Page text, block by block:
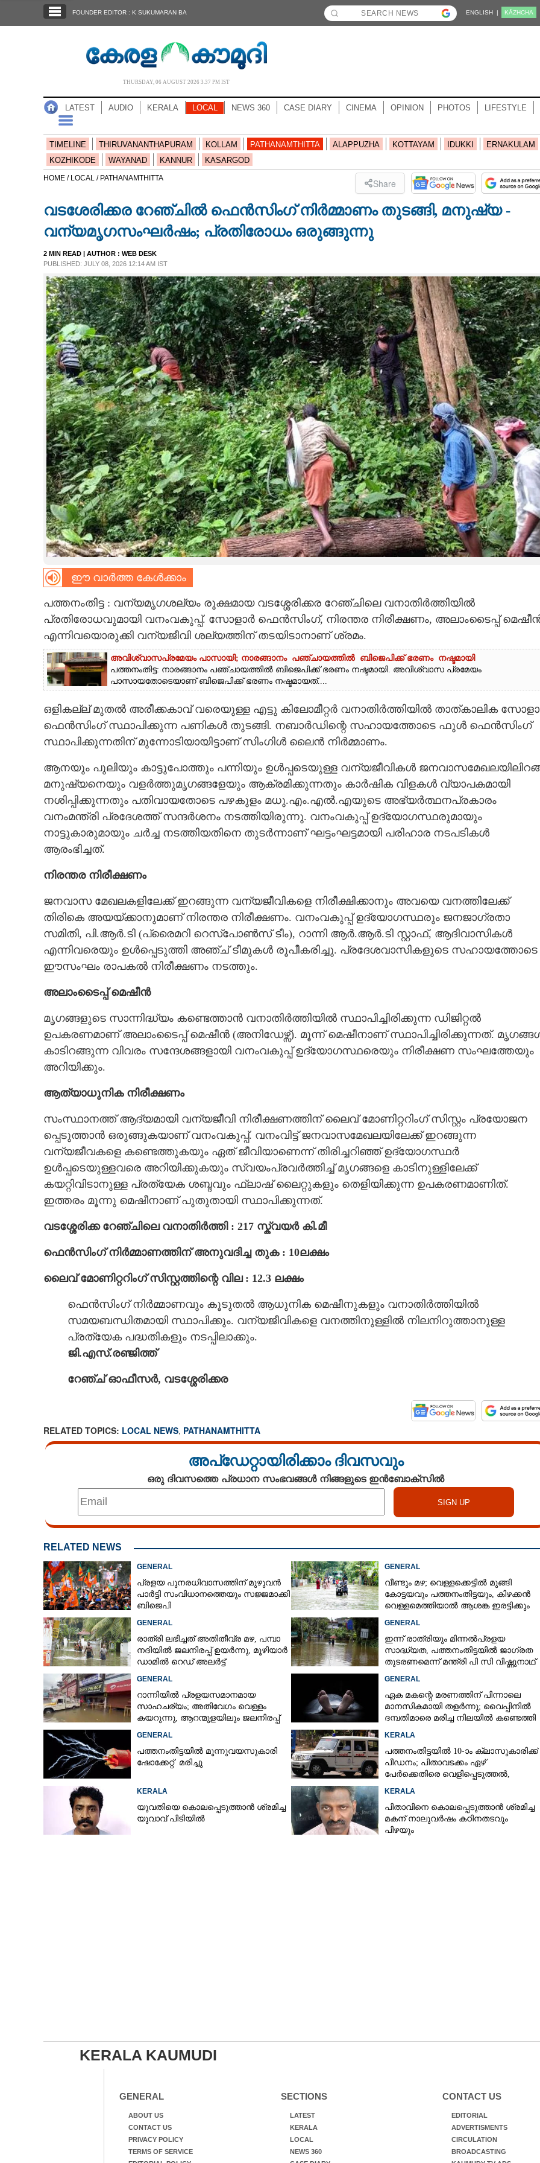
NOTIFIED NEWS
NEWS 360
LIFESTYLE
SPIRITUAL
CONTACT US
FOUNDER EDITOR : K SUKUMARAN BA ENGLISH | KĀZHCHA
THURSDAY, 06 AUGUST 2026 3.37 PM IST
LATEST AUDIO KERALA LOCAL NEWS 360 CASE DIARY CINEMA OPINION PHOTOS LIFESTYLE
TIMELINE THIRUVANANTHAPURAM KOLLAM PATHANAMTHITTA ALAPPUZHA KOTTAYAM IDUKKI
ERNAKULAM
KOZHIKODE
WAYANAD KANNUR KASARGOD
HOME / LOCAL / PATHANAMTHITTA Share
വടശേരിക്കര റേഞ്ചിൽ ഫെൻസിംഗ് നിർമ്മാണം തുടങ്ങി, മനുഷ്യ -
വന്യമൃഗസംഘർഷം; പ്രതിരോധം ഒരുങ്ങുന്നു
2 MIN READ | AUTHOR : WEB DESK
PUBLISHED: JULY 08, 2026 12:14 AM IST
ഈ വാർത്ത കേൾക്കാം
പത്തനംതിട്ട : വന്യമൃഗശല്യം രൂക്ഷമായ വടശ്ശേരിക്കര റേഞ്ചിലെ വനാതിർത്തിയിൽ
പ്രതിരോധവുമായി വനംവകുപ്പ്. സോളാർ ഫെൻസിംഗ്, നിരന്തര നിരീക്ഷണം, അലാംടൈപ്പ്
എന്നിവയൊരുക്കി വന്യജീവി ശല്യത്തിന് തടയിടാനാണ് ശ്രമം.
അവിശ്വാസപ്രമേയം പാസായി; നാരങ്ങാനം പഞ്ചായത്തിൽ ബിജെപിക്ക് ഭരണം നഷ്ടമായി
പത്തനംതിട്ട: നാരങ്ങാനം പഞ്ചായത്തിൽ ബിജെപിക്ക് ഭരണം നഷ്ടമായി. അവിശ്വാസ പ്രമേയം
പാസായതോടെയാണ് ബിജെപിക്ക് ഭരണം നഷ്ടമായത്....
ഒളികല്ല് മുതൽ അരീക്കകാവ് വരെയുള്ള എട്ടു കിലോമീറ്റർ വനാതിർത്തിയിൽ താത്കാലിക
ഫെൻസിംഗ് സ്ഥാപിക്കുന്ന പണികൾ തുടങ്ങി. നബാർഡിന്റെ സഹായത്തോടെ ഫുൾ ഫെൻസിംഗ്
സ്ഥാപിക്കുന്നതിന് മുന്നോടിയായിട്ടാണ് സിംഗിൾ ലൈൻ നിർമ്മാണം.
ആനയും പുലിയും കാട്ടുപോത്തും പന്നിയും ഉൾപ്പടെയുള്ള വന്യജീവികൾ
മനുഷ്യനെയും വളർത്തുമൃഗങ്ങളേയും ആക്രമിക്കുന്നതും കാർഷിക വിളകൾ വ്യാപകമായി
നശിപ്പിക്കുന്നതും പതിവായതോടെ പഴകുളം മധു.എം.എൽ.എയുടെ അഭ്യർത്ഥനപ്രകാരം
വനംമന്ത്രി പ്രദേശത്ത് സന്ദർശനം നടത്തിയിരുന്നു. വനംവകുപ്പ് ഉദ്യോഗസ്ഥരുമായും
നാട്ടുകാരുമായും ചർച്ച നടത്തിയതിനെ തുടർന്നാണ് ഘട്ടംഘട്ടമായി പരിഹാര നടപടികൾ
ആരംഭിച്ചത്.
നിരന്തര നിരീക്ഷണം
ജനവാസ മേഖലകളിലേക്ക് ഇറങ്ങുന്ന വന്യജീവികളെ നിരീക്ഷിക്കാനും അവയെ വനത്തിലേക്ക്
തിരികെ അയയ്ക്കാനുമാണ് നിരന്തര നിരീക്ഷണം. വനംവകുപ്പ് ഉദ്യോഗസ്ഥരും ജനജാഗ്രതാ
സമിതി, പി.ആർ.ടി (പ്രൈമറി റെസ്‌പോൺസ് ടീം), റാന്നി ആർ.ആർ.ടി സ്റ്റാഫ്, ആദിവാസികൾ
എന്നിവരെയും ഉൾപ്പെടുത്തി അഞ്ച് ടീമുകൾ രൂപീകരിച്ചു. പ്രദേശവാസികളുടെ സഹായത്തോടെ
ഈസംഘം രാപകൽ നിരീക്ഷണം നടത്തും.
അലാംടൈപ്പ് മെഷീൻ
മൃഗങ്ങളുടെ സാന്നിദ്ധ്യം കണ്ടെത്താൻ വനാതിർത്തിയിൽ സ്ഥാപിച്ചിരിക്കുന്ന ഡിജിറ്റൽ
ഉപകരണമാണ് അലാംടൈപ്പ് മെഷീൻ (അനിഡേഴ്സ്). മൂന്ന് മെഷീനാണ് സ്ഥാപിച്ചിരിക്കുന്നത്.
കാടിറങ്ങുന്ന വിവരം സന്ദേശങ്ങളായി വനംവകുപ്പ് ഉദ്യോഗസ്ഥരെയും നിരീക്ഷണ സംഘത്തേയും
അറിയിക്കും.
ആത്യാധുനിക നിരീക്ഷണം
സംസ്ഥാനത്ത് ആദ്യമായി വന്യജീവി നിരീക്ഷണത്തിന് ലൈവ് മോണിറ്ററിംഗ് സിസ്റ്റം പ്രയോജന
പ്പെടുത്താൻ ഒരുങ്ങുകയാണ് വനംവകുപ്പ്. വനംവിട്ട് ജനവാസമേഖലയിലേക്ക് ഇറങ്ങുന്ന
വന്യജീവകളെ കണ്ടെത്തുകയും ഏത് ജീവിയാണെന്ന് തിരിച്ചറിഞ്ഞ് ഉദ്യോഗസ്ഥർ
ഉൾപ്പടെയുള്ളവരെ അറിയിക്കുകയും സ്വയംപ്രവർത്തിച്ച് മൃഗങ്ങളെ കാടിനുള്ളിലേക്ക്
കയറ്റിവിടാനുള്ള പ്രത്യേക ശബ്ദവും ഫ്ലാഷ് ലൈറ്റുകളും തെളിയിക്കുന്ന ഉപകരണമാണിത്.
ഇത്തരം മൂന്നു മെഷീനാണ് പുതുതായി സ്ഥാപിക്കുന്നത്.
വടശ്ശേരിക്ക റേഞ്ചിലെ വനാതിർത്തി : 217 സ്ക്വയർ കി.മീ
ഫെൻസിംഗ് നിർമ്മാണത്തിന് അനുവദിച്ച തുക : 10ലക്ഷം
ലൈവ് മോണിറ്ററിംഗ് സിസ്റ്റത്തിന്റെ വില : 12.3 ലക്ഷം
ഫെൻസിംഗ് നിർമ്മാണവും കൂടുതൽ ആധുനിക മെഷീനുകളും വനാതിർത്തിയിൽ
സമയബന്ധിതമായി സ്ഥാപിക്കും. വന്യജീവികളെ വനത്തിനുള്ളിൽ നിലനിറുത്താനുള്ള
പ്രത്യേക പദ്ധതികളും നടപ്പിലാക്കും.
ജി.എസ്.രഞ്ജിത്ത്
റേഞ്ച് ഓഫീസർ, വടശ്ശേരിക്കര
RELATED TOPICS: LOCAL NEWS, PATHANAMTHITTA
അപ്ഡേറ്റായിരിക്കാം ദിവസവും
ഒരു ദിവസത്തെ പ്രധാന സംഭവങ്ങൾ നിങ്ങളുടെ ഇൻബോക്സിൽ
RELATED NEWS
GENERAL
പ്രളയ പുനരധിവാസത്തിന് മുഴുവൻ
പാർട്ടി സംവിധാനത്തെയും സജ്ജമാക്കി
ബിജെപി
GENERAL
വീണ്ടും മഴ; വെള്ളക്കെട്ടിൽ മുങ്ങി
കോട്ടയവും പത്തനംതിട്ടയും, കിഴക്കൻ
വെള്ളമെത്തിയാൽ ആശങ്ക ഇരട്ടിക്കും
GENERAL
രാത്രി ലഭിച്ചത് അതിതീവ്ര മഴ, പമ്പാ
നദിയിൽ ജലനിരപ്പ് ഉയർന്നു, മൂഴിയാർ
ഡാമിൽ റെഡ് അലർട്ട്
GENERAL
ഇന്ന് രാത്രിയും മിന്നൽപ്രളയ
സാദ്ധ്യത,​ പത്തനംതിട്ടയിൽ ജാഗ്രത
തുടരണമെന്ന് മന്ത്രി പി സി വിഷ്ണുനാഥ്
GENERAL
റാന്നിയിൽ പ്രളയസമാനമായ
സാഹചര്യം; അതിവേഗം വെള്ളം
കയറുന്നു, ആറന്മുളയിലും ജലനിരപ്പ്
GENERAL
ഏക മകന്റെ മരണത്തിന് പിന്നാലെ
മാനസികമായി തളർന്നു; വൈപ്പിനിൽ
ദമ്പതിമാരെ മരിച്ച നിലയിൽ കണ്ടെത്തി
GENERAL
പത്തനംതിട്ടയിൽ മൂന്നുവയസുകാരി
ഷോക്കേറ്റ് മരിച്ചു
KERALA
പത്തനംതിട്ടയിൽ 10-ാം ക്ലാസുകാരിക്ക്
പീഡനം; പിതാവടക്കം ഏഴ്
പേർക്കെതിരെ വെളിപ്പെടുത്തൽ,
KERALA
യുവതിയെ കൊലപ്പെടുത്താൻ ശ്രമിച്ച
യുവാവ് പിടിയിൽ
KERALA
പിതാവിനെ കൊലപ്പെടുത്താൻ ശ്രമിച്ച
മകന് നാലുവർഷം കഠിനതടവും
പിഴയും
KERALA KAUMUDI
GENERAL
ABOUT US
CONTACT US
PRIVACY POLICY
TERMS OF SERVICE
SECTIONS
LATEST
KERALA
LOCAL
NEWS 360
CONTACT US
EDITORIAL
ADVERTISMENTS
CIRCULATION
BROADCASTING
നിർമ്മാണം തുടങ്ങി, മനുഷ്യ -
വന്യമൃഗസംഘർഷം; പ്രതിരോധം
ഒരുങ്ങുന്നു